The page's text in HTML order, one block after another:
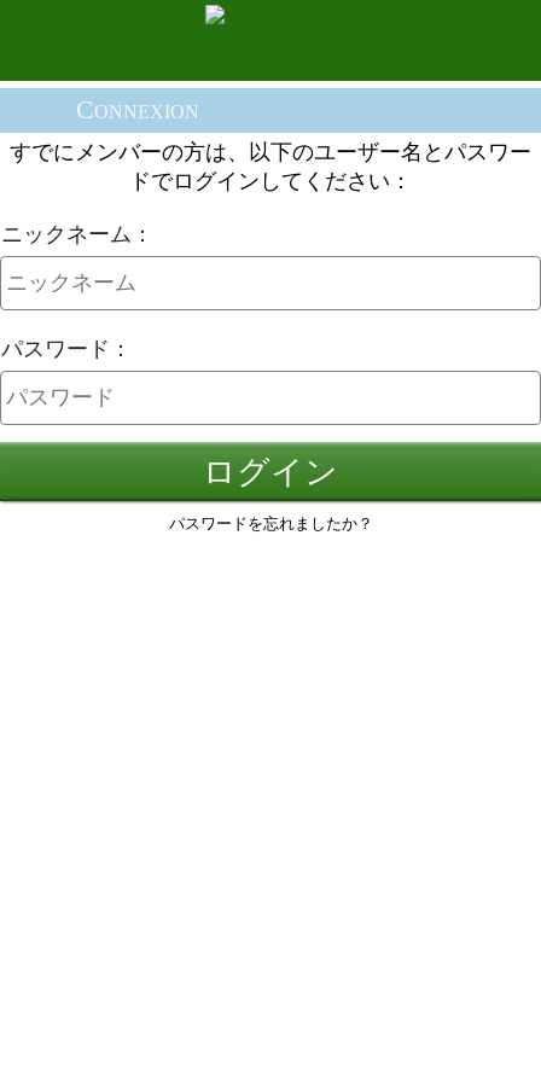
Connexion
すでにメンバーの方は、以下のユーザー名とパスワー
ドでログインしてください：
ニックネーム：
パスワード：
ログイン
パスワードを忘れましたか？